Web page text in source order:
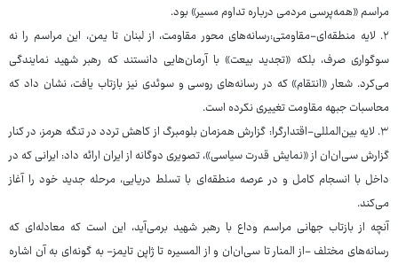
مراسم «همه‌پرسی مردمی درباره تداوم مسیر» بود.
۲. لایه منطقه‌ای-مقاومتی:رسانه‌های محور مقاومت، از لبنان تا یمن، این مراسم را نه
سوگواری صرف، بلکه «تجدید بیعت» با آرمان‌هایی دانستند که رهبر شهید نمایندگی
می‌کرد. شعار «انتقام» که در رسانه‌های روسی و سوئدی نیز بازتاب یافت، نشان‌ داد که
محاسبات جبهه مقاومت تغییری نکرده است.
۳. لایه بین‌المللی-اقتدارگرا: گزارش همزمان بلومبرگ از کاهش تردد در تنگه هرمز، در کنار
گزارش سی‌ان‌ان از «نمایش قدرت سیاسی»، تصویری دوگانه از ایران ارائه داد: ایرانی که در
داخل با انسجام کامل و در عرصه منطقه‌ای با تسلط دریایی، مرحله جدید خود را آغاز
می‌کند.
آنچه از بازتاب جهانی مراسم وداع با رهبر شهید برمی‌آید، این است که معادله‌ای که
رسانه‌های مختلف -از المنار تا سی‌ان‌ان و از المسیره تا ژاپن تایمز- به گونه‌ای به آن اشاره